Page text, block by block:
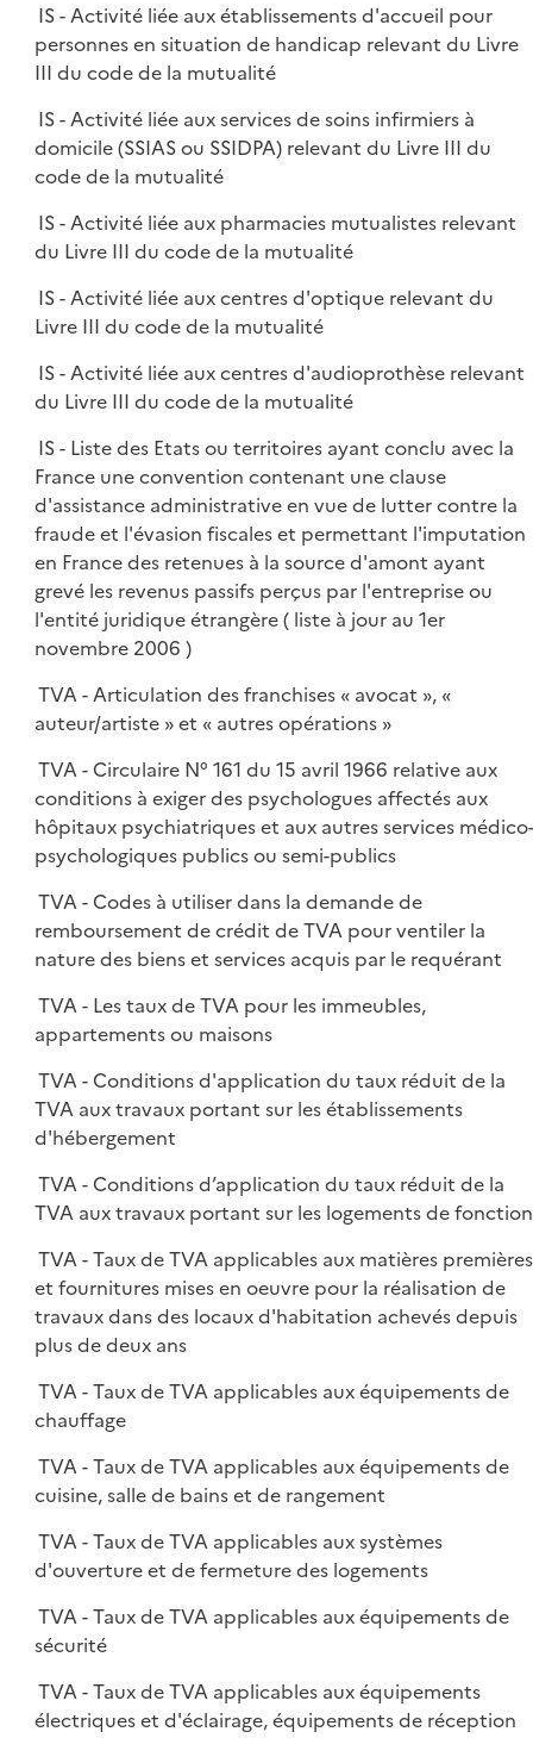
IS - Activité liée aux établissements d'accueil pour
personnes en situation de handicap relevant du Livre
III du code de la mutualité
IS - Activité liée aux services de soins infirmiers à
domicile (SSIAS ou SSIDPA) relevant du Livre III du
code de la mutualité
IS - Activité liée aux pharmacies mutualistes relevant
du Livre III du code de la mutualité
IS - Activité liée aux centres d'optique relevant du
Livre III du code de la mutualité
IS - Activité liée aux centres d'audioprothèse relevant
du Livre III du code de la mutualité
IS - Liste des Etats ou territoires ayant conclu avec la
France une convention contenant une clause
d'assistance administrative en vue de lutter contre la
fraude et l'évasion fiscales et permettant l'imputation
en France des retenues à la source d'amont ayant
grevé les revenus passifs perçus par l'entreprise ou
l'entité juridique étrangère ( liste à jour au 1er
novembre 2006 )
TVA - Articulation des franchises « avocat », «
auteur/artiste » et « autres opérations »
TVA - Circulaire N° 161 du 15 avril 1966 relative aux
conditions à exiger des psychologues affectés aux
hôpitaux psychiatriques et aux autres services médico-
psychologiques publics ou semi-publics
TVA - Codes à utiliser dans la demande de
remboursement de crédit de TVA pour ventiler la
nature des biens et services acquis par le requérant
TVA - Les taux de TVA pour les immeubles,
appartements ou maisons
TVA - Conditions d'application du taux réduit de la
TVA aux travaux portant sur les établissements
d'hébergement
TVA - Conditions d’application du taux réduit de la
TVA aux travaux portant sur les logements de fonction
TVA - Taux de TVA applicables aux matières premières
et fournitures mises en oeuvre pour la réalisation de
travaux dans des locaux d'habitation achevés depuis
plus de deux ans
TVA - Taux de TVA applicables aux équipements de
chauffage
TVA - Taux de TVA applicables aux équipements de
cuisine, salle de bains et de rangement
TVA - Taux de TVA applicables aux systèmes
d'ouverture et de fermeture des logements
TVA - Taux de TVA applicables aux équipements de
sécurité
TVA - Taux de TVA applicables aux équipements
électriques et d'éclairage, équipements de réception